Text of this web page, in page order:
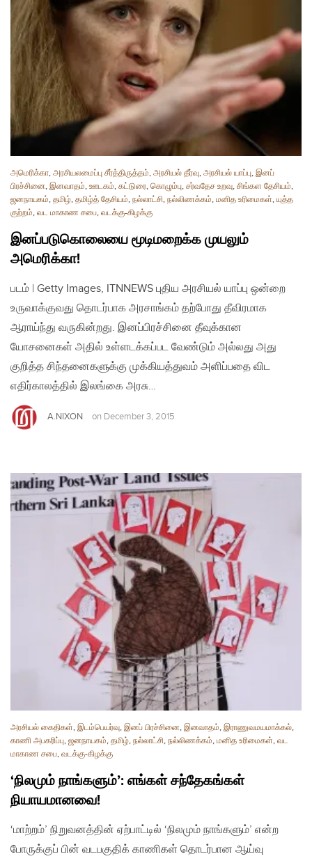
அமெரிக்கா, அரசியலமைப்பு சீர்த்திருத்தம், அரசியல் தீர்வு, அரசியல் யாப்பு, இனப்
பிரச்சினை, இனவாதம், ஊடகம், கட்டுரை, கொழும்பு, சர்வதேச உறவு, சிங்கள தேசியம்,
ஜனநாயகம், தமிழ், தமிழ்த் தேசியம், நல்லாட்சி, நல்லிணக்கம், மனித உரிமைகள், யுத்த
குற்றம், வட மாகாண சபை, வடக்கு-கிழக்கு
இனப்படுகொலையை மூடிமறைக்க முயலும்
அமெரிக்கா!
படம் | Getty Images, ITNNEWS புதிய அரசியல் யாப்பு ஒன்றை
உருவாக்குவது தொடர்பாக அரசாங்கம் தற்போது தீவிரமாக
ஆராய்ந்து வருகின்றது. இனப்பிரச்சினை தீவுக்கான
யோசனைகள் அதில் உள்ளடக்கப்பட வேண்டும் அல்லது அது
குறித்த சிந்தனைகளுக்கு முக்கியத்துவம் அளிப்பதை விட
எதிர்காலத்தில் இலங்கை அரசு…
A.NIXON on December 3, 2015
அரசியல் கைதிகள், இடம்பெயர்வு, இனப் பிரச்சினை, இனவாதம், இராணுவமயமாக்கல்,
காணி அபகரிப்பு, ஜனநாயகம், தமிழ், நல்லாட்சி, நல்லிணக்கம், மனித உரிமைகள், வட
மாகாண சபை, வடக்கு-கிழக்கு
‘நிலமும் நாங்களும்’: எங்கள் சந்தேகங்கள்
நியாயமானவை!
‘மாற்றம்’ நிறுவனத்தின் ஏற்பாட்டில் ‘நிலமும் நாங்களும்’ என்ற
போருக்குப் பின் வடபகுதிக் காணிகள் தொடர்பான ஆய்வு